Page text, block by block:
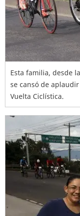
Esta familia, desde
se cansó de
Vuelta Ciclística.